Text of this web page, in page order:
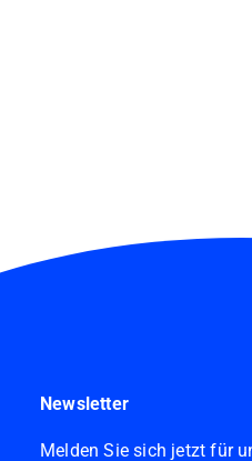
Newsletter
Melden Sie sich jetzt für